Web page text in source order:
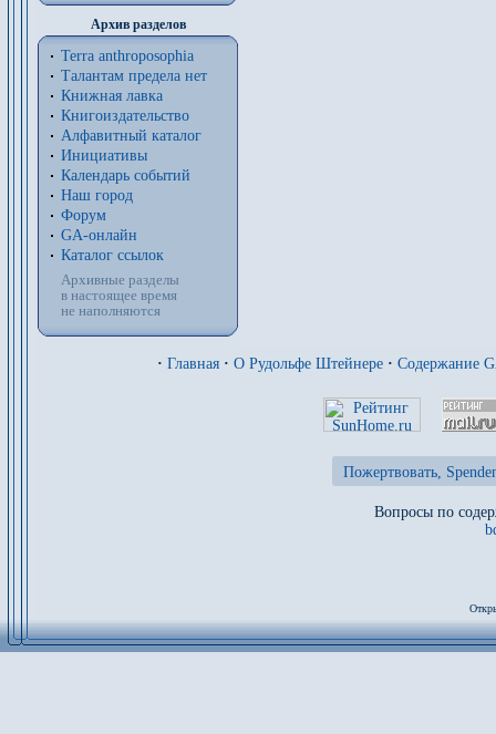
Архив разделов
Terra anthroposophia
Талантам предела нет
Книжная лавка
Книгоиздательство
Алфавитный каталог
Инициативы
Календарь событий
Наш город
Форум
GA-онлайн
Каталог ссылок
Архивные разделы
в настоящее время
не наполняются
· Главная · О Рудольфе Штейнере · Содержание
Пожертвовать,
Вопросы по